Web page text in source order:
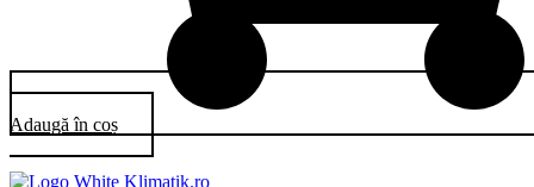
Adaugă în coș